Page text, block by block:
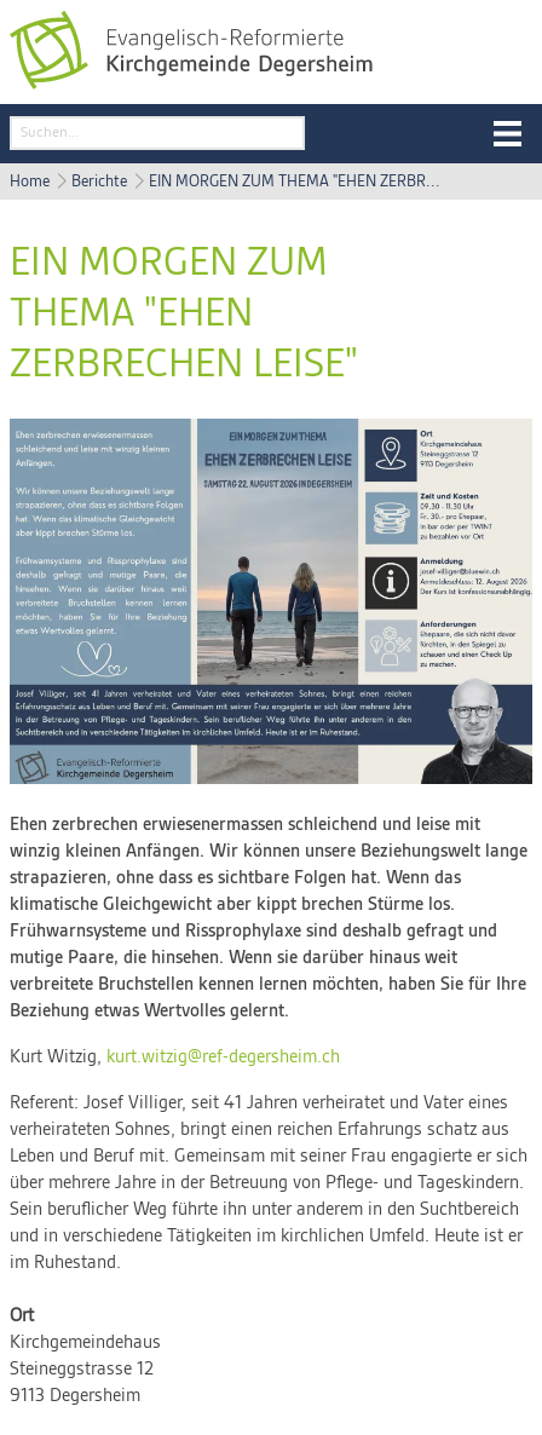
Home Berichte EIN MORGEN ZUM THEMA "EHEN ZERBR...
EIN MORGEN ZUM
THEMA "EHEN
ZERBRECHEN LEISE"
Ehen zerbrechen erwiesenermassen schleichend und leise mit
winzig kleinen Anfängen. Wir können unsere Beziehungswelt lange
strapazieren, ohne dass es sichtbare Folgen hat. Wenn das
klimatische Gleichgewicht aber kippt brechen Stürme los.
Frühwarnsysteme und Rissprophylaxe sind deshalb gefragt und
mutige Paare, die hinsehen. Wenn sie darüber hinaus weit
verbreitete Bruchstellen kennen lernen möchten, haben Sie für Ihre
Beziehung etwas Wertvolles gelernt.
Kurt Witzig, kurt.witzig@ref-degersheim.ch
Referent: Josef Villiger, seit 41 Jahren verheiratet und Vater eines
verheirateten Sohnes, bringt einen reichen Erfahrungs­ schatz aus
Leben und Beruf mit. Gemeinsam mit seiner Frau engagierte er sich
über mehrere Jahre in der Betreuung von Pflege- und Tageskindern.
Sein beruflicher Weg führte ihn unter anderem in den Suchtbereich
und in verschiedene Tätigkeiten im kirchlichen Umfeld. Heute ist er
im Ruhestand.
Ort
Kirchgemeindehaus
Steineggstrasse 12
9113 Degersheim